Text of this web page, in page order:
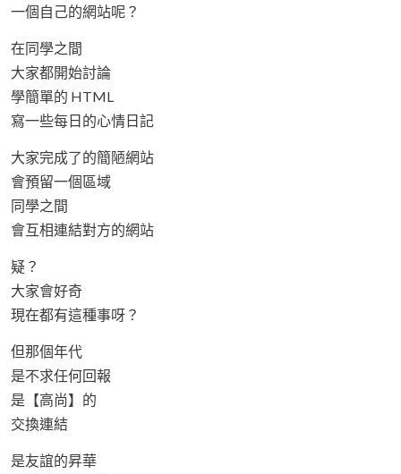
一個自己的網站呢？
在同學之間
大家都開始討論
學簡單的 HTML
寫一些每日的心情日記
大家完成了的簡陋網站
會預留一個區域
同學之間
會互相連結對方的網站
疑？
大家會好奇
現在都有這種事呀？
但那個年代
是不求任何回報
是【高尚】的
交換連結
是友誼的昇華